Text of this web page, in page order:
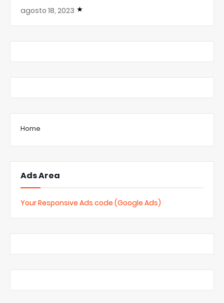
agosto 18, 2023
Home
Ads Area
Your Responsive Ads code (Google Ads)